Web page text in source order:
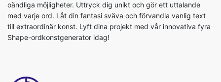
oändliga möjligheter. Uttryck dig unikt och gör ett uttalande
med varje ord. Låt din fantasi sväva och förvandla vanlig text
till extraordinär konst. Lyft dina projekt med vår innovativa fyra
Shape-ordkonstgenerator idag!